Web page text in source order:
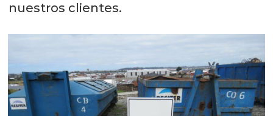
nuestros clientes.